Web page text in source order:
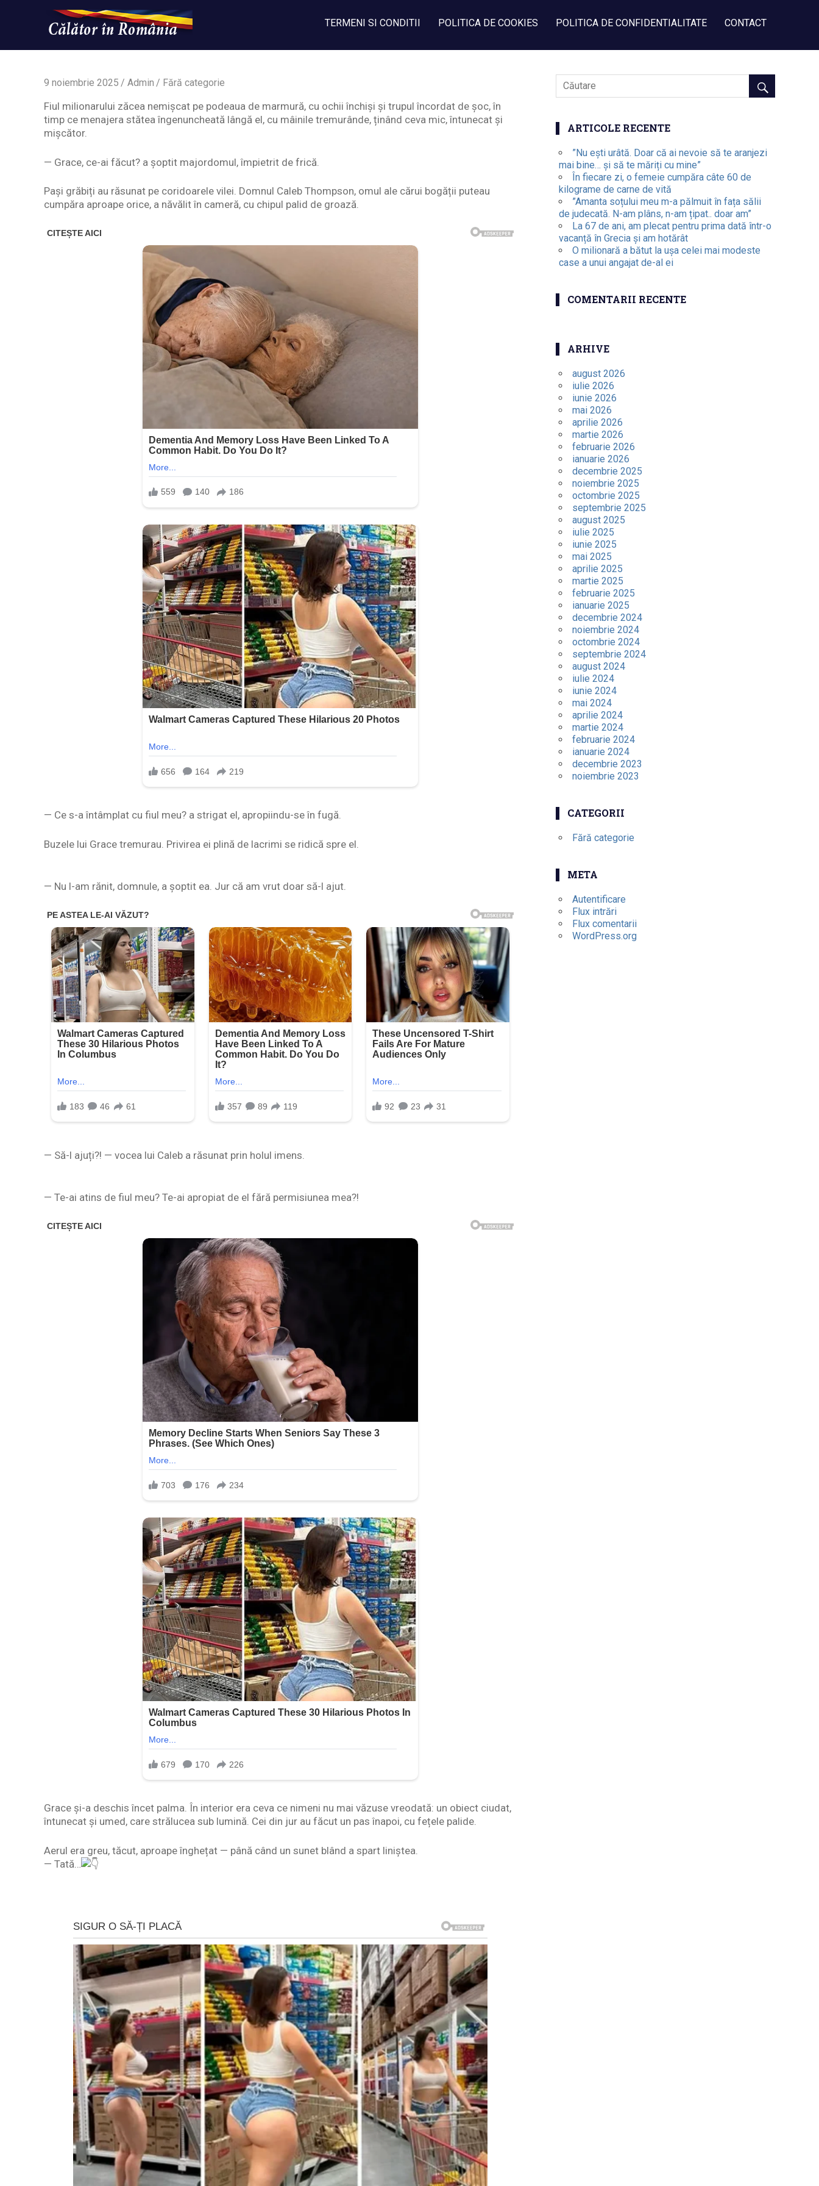
Calatorinromania
WordPress
TERMENI SI CONDITII POLITICA DE COOKIES POLITICA DE CONFIDENTIALITATE CONTACT
9 noiembrie 2025 Admin Fără categorie
Fiul milionarului zăcea nemișcat pe podeaua de marmură, cu ochii închiși și trupul încordat de șoc, în
timp ce menajera stătea îngenuncheată lângă el, cu mâinile tremurânde, ținând ceva mic, întunecat și
mișcător.
— Grace, ce-ai făcut? a șoptit majordomul, împietrit de frică.
Pași grăbiți au răsunat pe coridoarele vilei. Domnul Caleb Thompson, omul ale cărui bogății puteau
cumpăra aproape orice, a năvălit în cameră, cu chipul palid de groază.
— Ce s-a întâmplat cu fiul meu? a strigat el, apropiindu-se în fugă.
Buzele lui Grace tremurau. Privirea ei plină de lacrimi se ridică spre el.
— Nu l-am rănit, domnule, a șoptit ea. Jur că am vrut doar să-l ajut.
— Să-l ajuți?! — vocea lui Caleb a răsunat prin holul imens.
— Te-ai atins de fiul meu? Te-ai apropiat de el fără permisiunea mea?!
Grace și-a deschis încet palma. În interior era ceva ce nimeni nu mai văzuse vreodată: un obiect ciudat,
întunecat și umed, care strălucea sub lumină. Cei din jur au făcut un pas înapoi, cu fețele palide.
Aerul era greu, tăcut, aproape înghețat — până când un sunet blând a spart liniștea.
— Tată…
ARTICOLE RECENTE
”Nu ești urâtă. Doar că ai nevoie să te aranjezi
mai bine… și să te măriți cu mine”
În fiecare zi, o femeie cumpăra câte 60 de
kilograme de carne de vită
”Amanta soțului meu m-a pălmuit în fața sălii
de judecată. N-am plâns, n-am țipat.. doar am”
La 67 de ani, am plecat pentru prima dată într-o
vacanță în Grecia și am hotărât
O milionară a bătut la ușa celei mai modeste
case a unui angajat de-al ei
COMENTARII RECENTE
ARHIVE
august 2026
iulie 2026
iunie 2026
mai 2026
aprilie 2026
martie 2026
februarie 2026
ianuarie 2026
decembrie 2025
noiembrie 2025
octombrie 2025
septembrie 2025
august 2025
iulie 2025
iunie 2025
mai 2025
aprilie 2025
martie 2025
februarie 2025
ianuarie 2025
decembrie 2024
noiembrie 2024
octombrie 2024
septembrie 2024
august 2024
iulie 2024
iunie 2024
mai 2024
aprilie 2024
martie 2024
februarie 2024
ianuarie 2024
decembrie 2023
noiembrie 2023
CATEGORII
Fără categorie
META
Autentificare
Flux intrări
Flux comentarii
WordPress.org